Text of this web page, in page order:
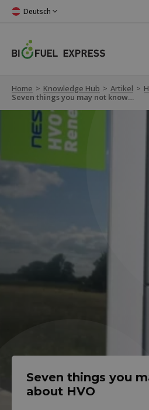
Deutsch
Home > Knowledge Hub > Artikel >
Seven things you may not know about HVO
Seven things you
about HVO